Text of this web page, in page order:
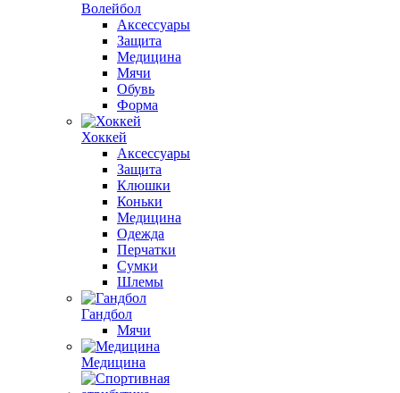
Волейбол
Аксессуары
Защита
Медицина
Мячи
Обувь
Форма
Хоккей
Аксессуары
Защита
Клюшки
Коньки
Медицина
Одежда
Перчатки
Сумки
Шлемы
Гандбол
Мячи
Медицина